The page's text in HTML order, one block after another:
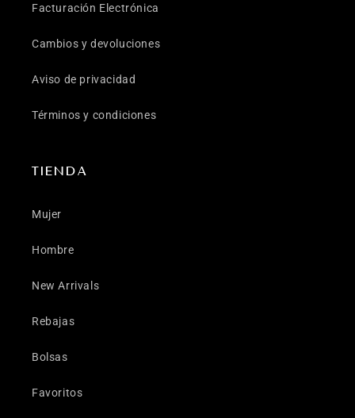
Facturación Electrónica
Cambios y devoluciones
Aviso de privacidad
Términos y condiciones
TIENDA
Mujer
Hombre
New Arrivals
Rebajas
Bolsas
Favoritos